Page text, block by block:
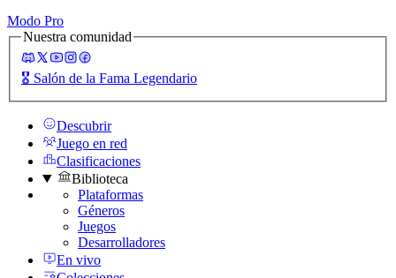
Modo Pro
Nuestra comunidad
🎖️ Salón de la Fama Legendario
Descubrir
Juego en red
Clasificaciones
Biblioteca
Plataformas
Géneros
Juegos
Desarrolladores
En vivo